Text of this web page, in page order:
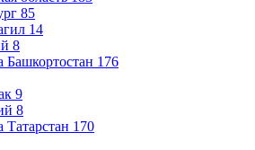
85
14
8
Башкортостан 176
9
8
Татарстан 170